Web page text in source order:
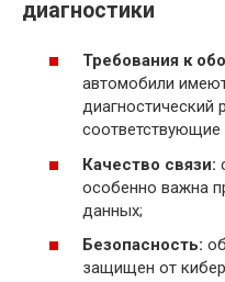
диагностики
Требования к
автомобили
диагностический
соответствующие
Качество связи:
особенно важна
данных;
Безопасность:
защищен от